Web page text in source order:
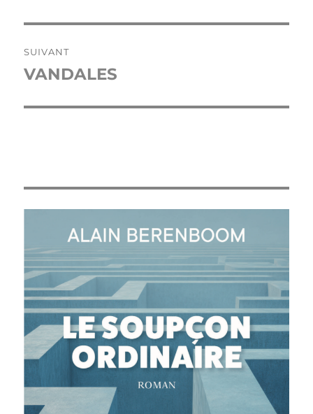
SUIVANT
Publication
VANDALES